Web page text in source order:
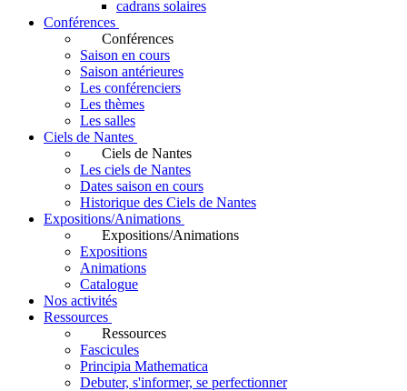
cadrans solaires
Conférences
Conférences
Saison en cours
Saison antérieures
Les conférenciers
Les thèmes
Les salles
Ciels de Nantes
Ciels de Nantes
Les ciels de Nantes
Dates saison en cours
Historique des Ciels de Nantes
Expositions/Animations
Expositions/Animations
Expositions
Animations
Catalogue
Nos activités
Ressources
Ressources
Fascicules
Principia Mathematica
Debuter, s'informer, se perfectionner